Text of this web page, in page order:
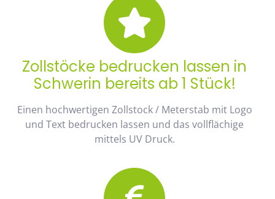
Zollstöcke bedrucken lassen in
Schwerin bereits ab 1 Stück!
Einen hochwertigen Zollstock / Meterstab mit Logo
und Text bedrucken lassen und das vollflächige
mittels UV Druck.